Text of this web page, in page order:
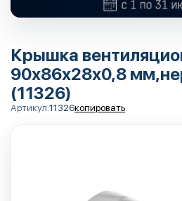
Крышка
90х86х28х0,8
(11326)
Артикул:11326копировать